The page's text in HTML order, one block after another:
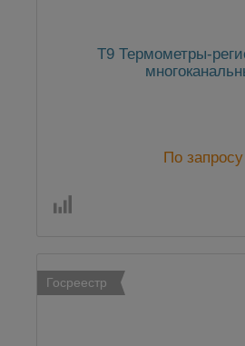
Т9 Термометры-
По запросу
Госреестр